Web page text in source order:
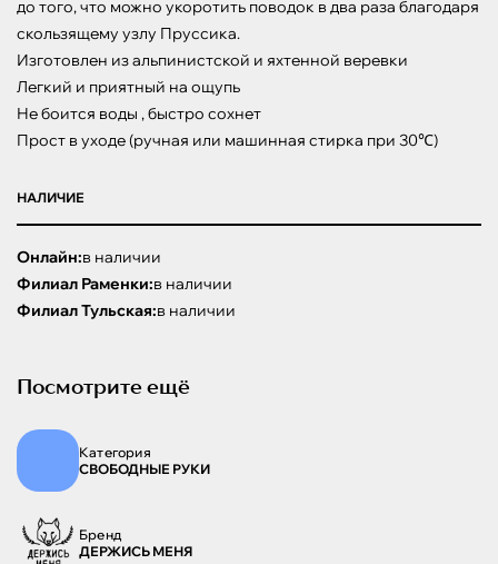
до того, что можно укоротить поводок в два раза благодаря
скользящему узлу Пруссика.
Изготовлен из альпинистской и яхтенной веревки
Легкий и приятный на ощупь
Не боится воды , быстро сохнет
Прост в уходе (ручная или машинная стирка при 30℃)
НАЛИЧИЕ
Онлайн:в наличии
Филиал Раменки:в наличии
Филиал Тульская:в наличии
Посмотрите ещё
Категория
СВОБОДНЫЕ РУКИ
Бренд
ДЕРЖИСЬ МЕНЯ